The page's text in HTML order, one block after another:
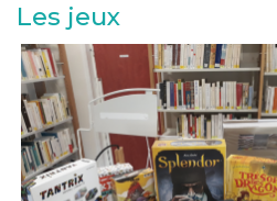
Les jeux